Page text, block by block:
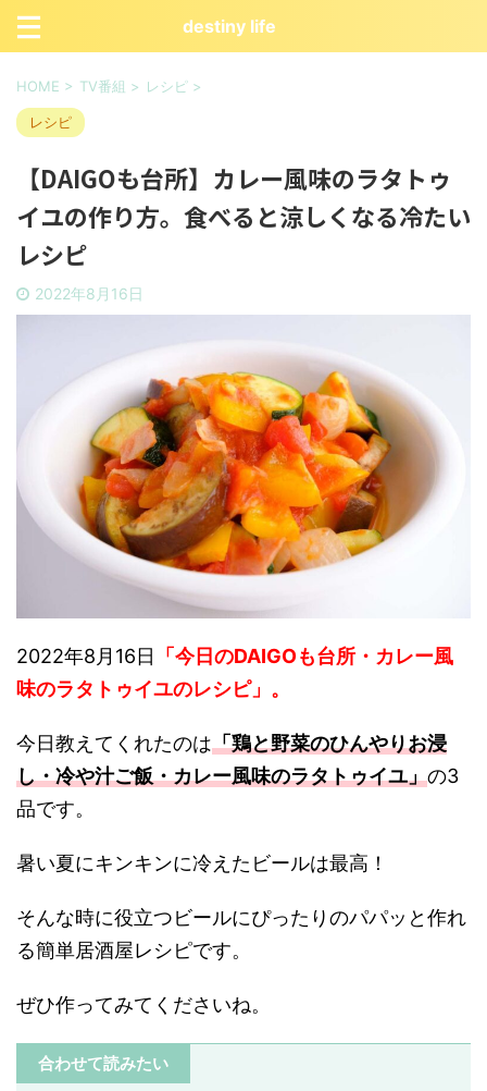
destiny life
HOME > TV番組 > レシピ >
レシピ
【DAIGOも台所】カレー風味のラタトゥ
イユの作り方。食べると涼しくなる冷たい
レシピ
2022年8月16日
2022年8月16日
「今日のDAIGOも台所・カレー風
味のラタトゥイユのレシピ」。
今日教えてくれたのは「鶏と野菜のひんやりお浸
し・冷や汁ご飯・カレー風味のラタトゥイユ」の3
品です。
暑い夏にキンキンに冷えたビールは最高！
そんな時に役立つビールにぴったりのパパッと作れ
る簡単居酒屋レシピです。
ぜひ作ってみてくださいね。
合わせて読みたい